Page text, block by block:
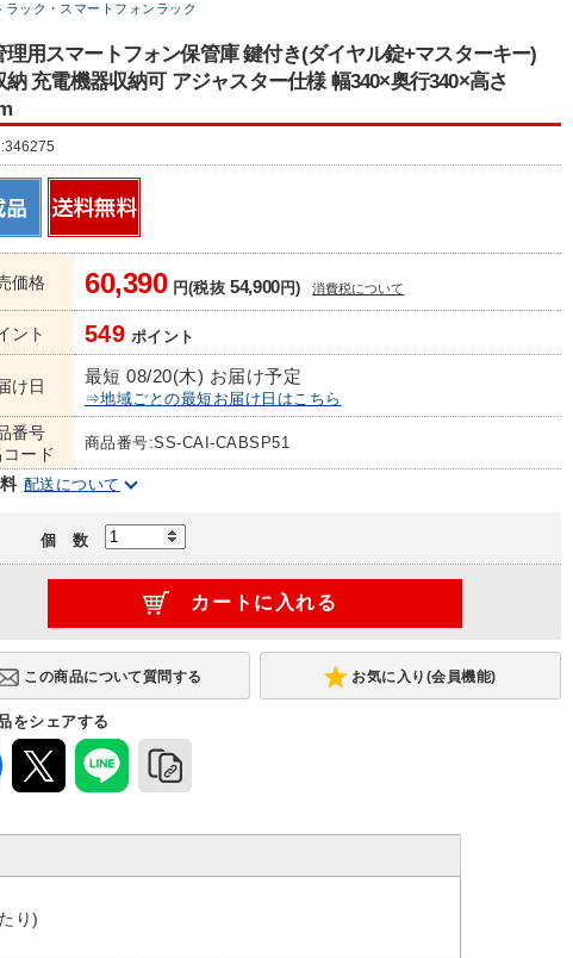
ラック・スマートフォンラック
理用スマートフォン保管庫 鍵付き(ダイヤル錠+マスターキー)
納 充電機器収納可 アジャスター仕様 幅340×奥行340×高さ
価格 60,390円(税抜54,900円) 消費税について
ント 549 ポイント
け日 最短 08/20(木) お届け予定
⇒地域ごとの最短お届け日はこちら
番号
ード
商品番号:SS-CAI-CABSP51
配送について
個 数
お気に入り(会員機能)
をシェアする
り)